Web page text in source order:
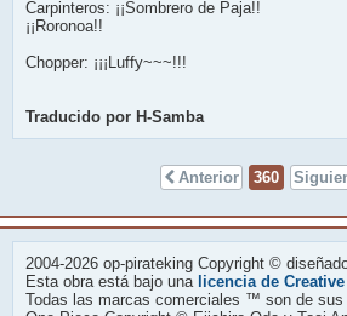
Carpinteros: ¡¡Sombrero de Paja!!
¡¡Roronoa!!
Chopper: ¡¡¡Luffy~~~!!!
Traducido por H-Samba
Anterior 360
2004-2026 op-pirateking Copyright ©
Esta obra está bajo una licencia de
Todas las marcas comerciales ™ son de sus